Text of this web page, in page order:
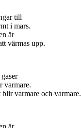
till
i mars.
är
värmas upp.
varmare.
varmare och varmare.
är